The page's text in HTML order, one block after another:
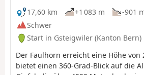
17,60 km
+1 083 m -901
Schwer
Start in Gsteigwiler (Kanton Bern)
Der Faulhorn erreicht eine Höhe von
bietet einen 360-Grad-Blick auf die